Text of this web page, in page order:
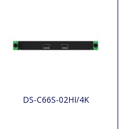
DS-C66S-02HI/4K